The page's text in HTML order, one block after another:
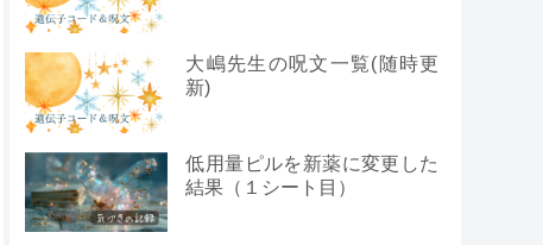
大嶋先生の呪文一覧(随時更
新)
低用量ピルを新薬に変更した
結果（１シート目）